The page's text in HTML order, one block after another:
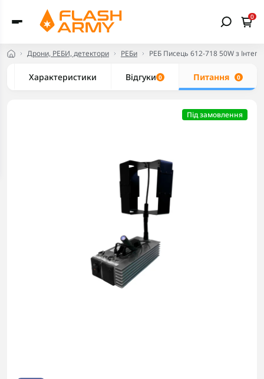
0
Дрони, РЕБИ, детектори РЕБи РЕБ Писець 612-718 50W з
Характеристики Відгуки 0 Питання 0
Під замовлення